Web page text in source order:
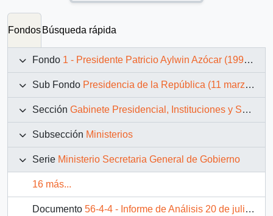
Fondos Búsqueda rápida
Fondo 1 - Presidente Patricio Aylwin Azócar (1990-1994)
Sub Fondo Presidencia de la República (11 marzo 1990 – 11 marzo 1994)
Sección Gabinete Presidencial, Instituciones y Servicios
Subsección Ministerios
Serie Ministerio Secretaria General de Gobierno
16 más...
Documento 56-4-4 - Informe de Análisis 20 de julio de 1990